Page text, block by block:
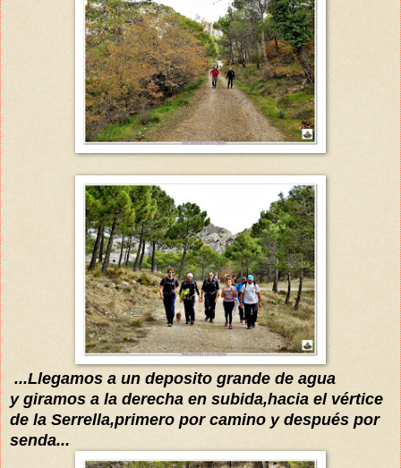
...Llegamos a un deposito grande de agua
y giramos a la derecha en subida,hacia el vértice
de la Serrella,primero por camino y después por
senda...